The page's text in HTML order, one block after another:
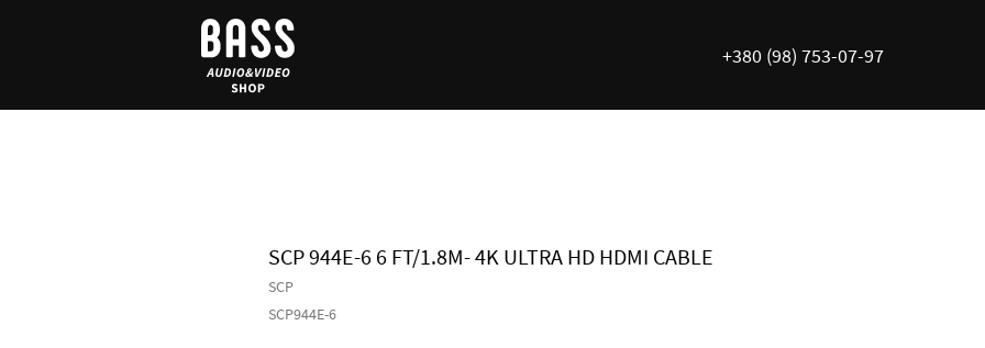
+380 (98) 753-07-97
SCP 944E-6 6 FT/1.8M- 4K ULTRA HD HDMI CABLE
SCP
SCP944E-6